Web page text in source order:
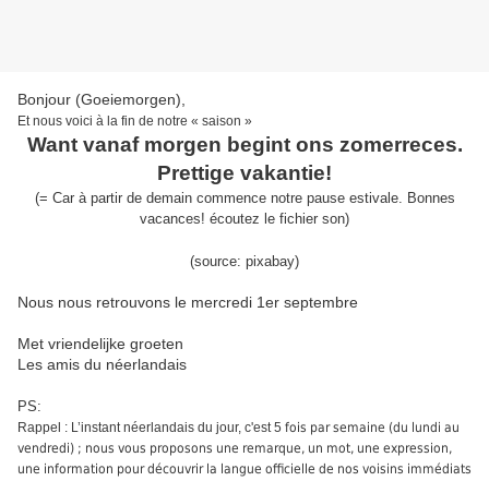
Bonjour (Goeiemorgen),
Et nous voici à la fin de notre « saison »
Want vanaf morgen begint ons zomerreces.
Prettige vakantie!
(= Car à partir de demain commence notre pause estivale. Bonnes
vacances! écoutez le fichier son)
(source: pixabay)
Nous nous retrouvons le mercredi 1er septembre
Met vriendelijke groeten
Les amis du néerlandais
PS:
Rappel : L’instant néerlandais du jour, c'est 5 fois par semaine (du lundi au
vendredi) ; nous vous proposons une remarque, un mot, une expression,
une information pour découvrir la langue officielle de nos voisins immédiats